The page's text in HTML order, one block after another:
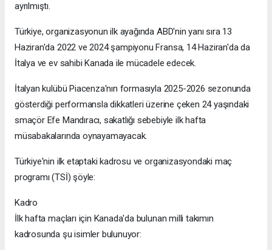
ayrılmıştı.
Türkiye, organizasyonun ilk ayağında ABD'nin yanı sıra 13
Haziran'da 2022 ve 2024 şampiyonu Fransa, 14 Haziran'da da
İtalya ve ev sahibi Kanada ile mücadele edecek.
İtalyan kulübü Piacenza'nın formasıyla 2025-2026 sezonunda
gösterdiği performansla dikkatleri üzerine çeken 24 yaşındaki
smaçör Efe Mandıracı, sakatlığı sebebiyle ilk hafta
müsabakalarında oynayamayacak.
Türkiye'nin ilk etaptaki kadrosu ve organizasyondaki maç
programı (TSİ) şöyle:
Kadro
İlk hafta maçları için Kanada'da bulunan milli takımın
kadrosunda şu isimler bulunuyor: